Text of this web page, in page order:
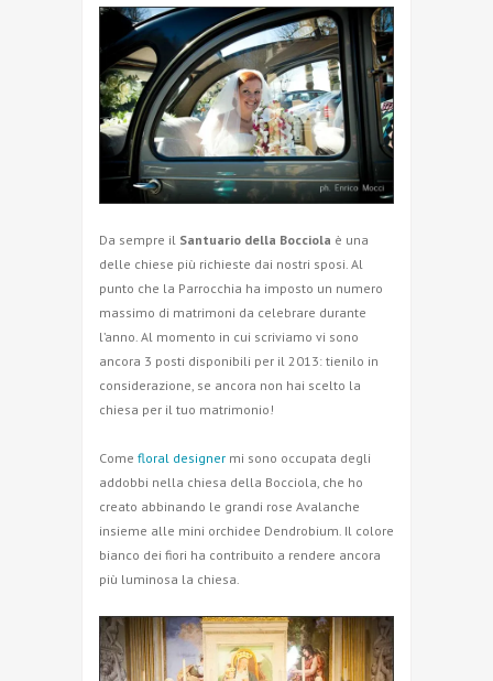
Da sempre il Santuario della Bocciola è una
delle chiese più richieste dai nostri sposi. Al
punto che la Parrocchia ha imposto un numero
massimo di matrimoni da celebrare durante
l’anno. Al momento in cui scriviamo vi sono
ancora 3 posti disponibili per il 2013: tienilo in
considerazione, se ancora non hai scelto la
chiesa per il tuo matrimonio!
Come floral designer mi sono occupata degli
addobbi nella chiesa della Bocciola, che ho
creato abbinando le grandi rose Avalanche
insieme alle mini orchidee Dendrobium. Il colore
bianco dei fiori ha contribuito a rendere ancora
più luminosa la chiesa.